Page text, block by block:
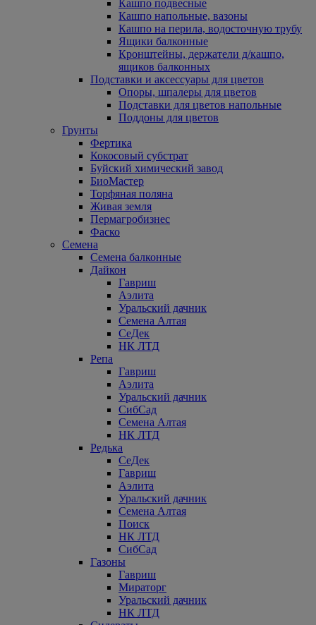
Кашпо подвесные
Кашпо напольные, вазоны
Кашпо на перила, водосточную трубу
Ящики балконные
Кронштейны, держатели д/кашпо,
ящиков балконных
Подставки и аксессуары для цветов
Опоры, шпалеры для цветов
Подставки для цветов напольные
Поддоны для цветов
Грунты
Фертика
Кокосовый субстрат
Буйский химический завод
БиоМастер
Торфяная поляна
Живая земля
Пермагробизнес
Фаско
Семена
Семена балконные
Дайкон
Гавриш
Аэлита
Уральский дачник
Семена Алтая
СеДек
НК ЛТД
Репа
Гавриш
Аэлита
Уральский дачник
СибСад
Семена Алтая
НК ЛТД
Редька
СеДек
Гавриш
Аэлита
Уральский дачник
Семена Алтая
Поиск
НК ЛТД
СибСад
Газоны
Гавриш
Мираторг
Уральский дачник
НК ЛТД